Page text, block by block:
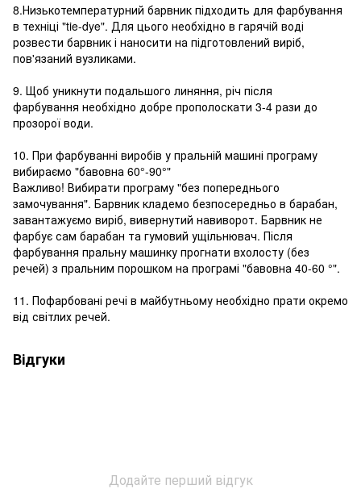
8.Низькотемпературний барвник підходить для фарбування
в техніці "tie-dye". Для цього необхідно в гарячій воді
розвести барвник і наносити на підготовлений виріб,
пов'язаний вузликами.
9. Щоб уникнути подальшого линяння, річ після
фарбування необхідно добре прополоскати 3-4 рази до
прозорої води.
10. При фарбуванні виробів у пральній машині програму
вибираємо "бавовна 60°-90°"
Важливо! Вибирати програму "без попереднього
замочування". Барвник кладемо безпосередньо в барабан,
завантажуємо виріб, вивернутий навиворот. Барвник не
фарбує сам барабан та гумовий ущільнювач. Після
фарбування пральну машинку прогнати вхолосту (без
речей) з пральним порошком на програмі "бавовна 40-60 °".
11. Пофарбовані речі в майбутньому необхідно прати окремо
від світлих речей.
Відгуки
Додайте перший відгук